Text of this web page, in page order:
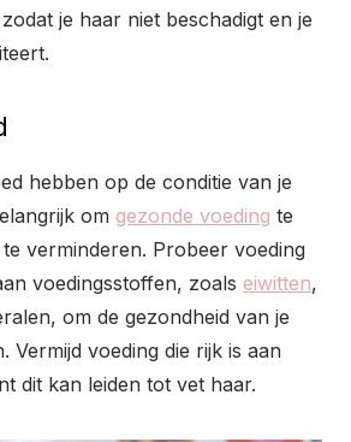
je haar niet beschadigt en je
hebben op de conditie van je
om gezonde voeding te
verminderen. Probeer voeding
voedingsstoffen, zoals eiwitten,
om de gezondheid van je
Vermijd voeding die rijk is aan
dit kan leiden tot vet haar.